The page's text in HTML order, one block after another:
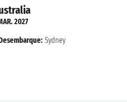
2027
Sydney